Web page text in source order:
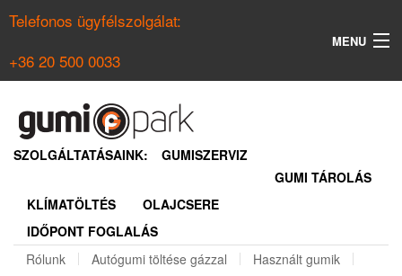
Telefonos ügyfélszolgálat:
+36 20 500 0033
MENU
NYÁRI GUMI KERESŐ
REGISZTRÁCIÓ
SZOLGÁLTATÁSAINK:
GUMISZERVIZ
GUMI TÁROLÁS
KLÍMATÖLTÉS
OLAJCSERE
IDŐPONT FOGLALÁS
Rólunk
Autógumi töltése gázzal
Használt gumik